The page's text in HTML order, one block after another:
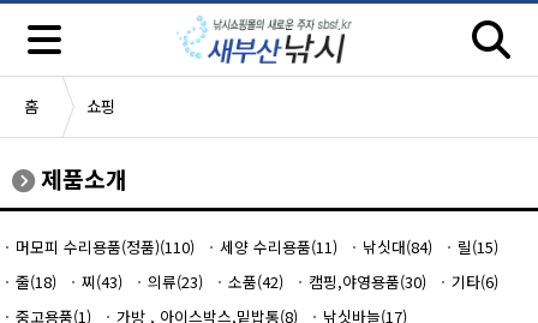
홈 쇼핑
제품소개
머모피 수리용품(정품)(110) 세양 수리용품(11) 낚싯대(84)
릴(15)
줄(18)
찌(43) 의류(23) 소품(42) 캠핑,야영용품(30)
기타(6)
중고용품(1)
가방 , 아이스박스,밑밥통(8)
낚싯바늘(17)